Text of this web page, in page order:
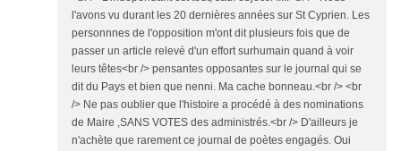
l'avons vu durant les 20 dernières années sur St Cyprien. Les
personnnes de l'opposition m'ont dit plusieurs fois que de
passer un article relevé d'un effort surhumain quand à voir
leurs têtes<br /> pensantes opposantes sur le journal qui se
dit du Pays et bien que nenni. Ma cache bonneau.<br /> <br
/> Ne pas oublier que l'histoire a procédé à des nominations
de Maire ,SANS VOTES des administrés.<br /> D'ailleurs je
n'achète que rarement ce journal de poètes engagés. Oui